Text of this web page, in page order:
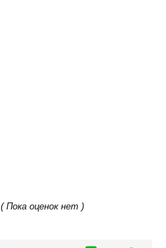
( Пока оценок нет )